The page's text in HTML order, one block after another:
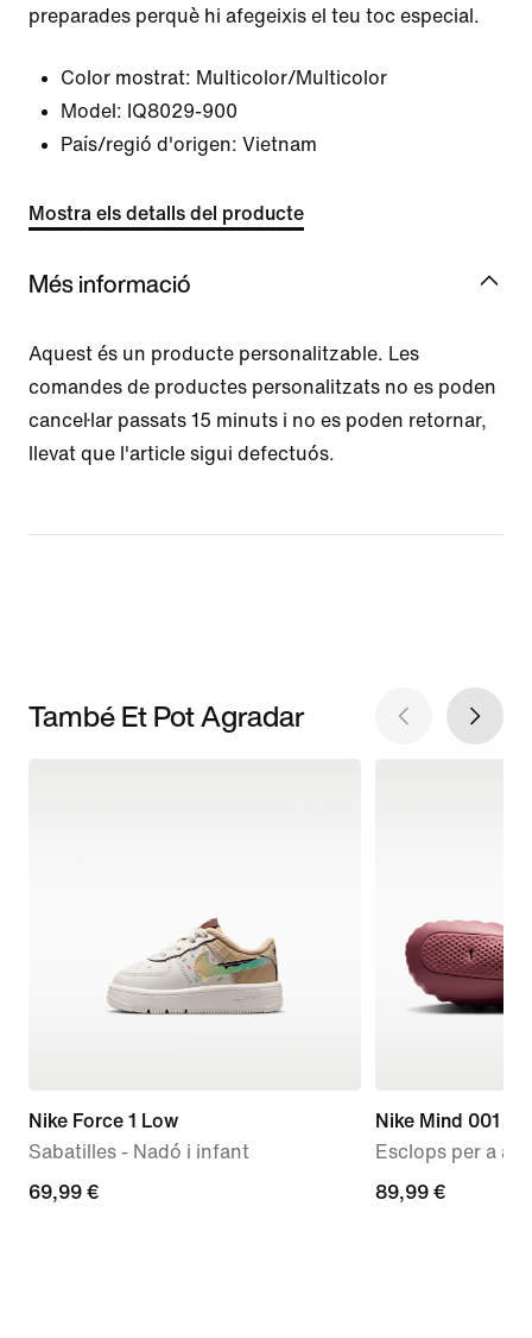
preparades perquè hi afegeixis el teu toc especial.
Color mostrat: Multicolor/Multicolor
Model: IQ8029-900
País/regió d'origen: Vietnam
Mostra els detalls del producte
Més informació
Aquest és un producte personalitzable. Les
comandes de productes personalitzats no es poden
cancel·lar passats 15 minuts i no es poden retornar,
llevat que l'article sigui defectuós.
També Et Pot Agradar
Nike Force 1 Low
Sabatilles - Nadó i infant
69,99 €
69,99 €
Nike Mind 001
Esclops per a
89,99 €
89,99 €